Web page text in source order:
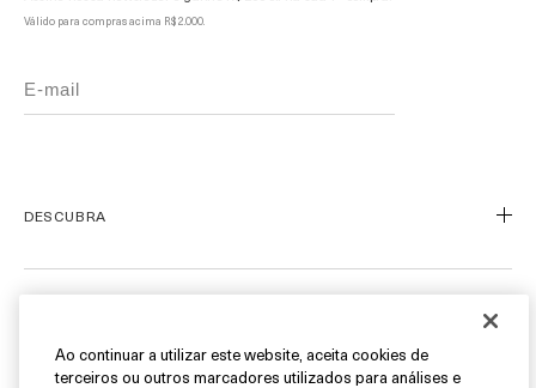
Válido para compras acima R$ 2.000.
DESCUBRA
Miracle Broth™
Ao continuar a utilizar este website, aceita cookies de
terceiros ou outros marcadores utilizados para análises e